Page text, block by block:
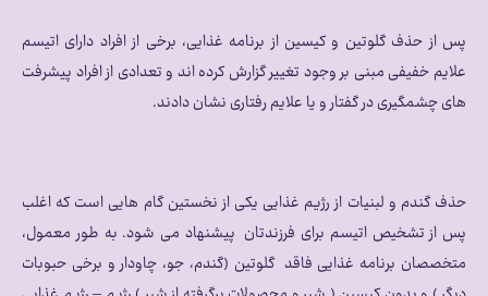
پس از حذف گلوتین و کیسین از برنامه غذایی، برخی از افراد دارای اتیسم
علایم خفیفی مبنی بر وجود تغییر گزارش کرده اند و تعدادی از افراد پیشرفت
های چشمگیری در گفتار و یا علایم رفتاری نشان دادند.
حذف گندم و لبنیات از رژیم غذایی یکی از نخستین گام هایی است که اغلب
پس از تشخیص اتیسم برای فرزندتان پیشنهاد می شود. به طور معمول،
متخصصان برنامه غذایی فاقد گلوتین (گندم، جو، چاودار و برخی حبوبات